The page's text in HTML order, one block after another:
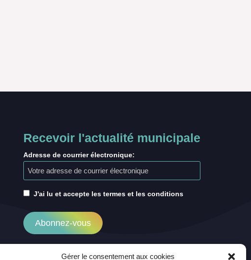
Gérer le consentement aux cookies
Recevoir l'actualité municipale
Adresse de courrier électronique:
J'ai lu et accepte les termes et les conditions